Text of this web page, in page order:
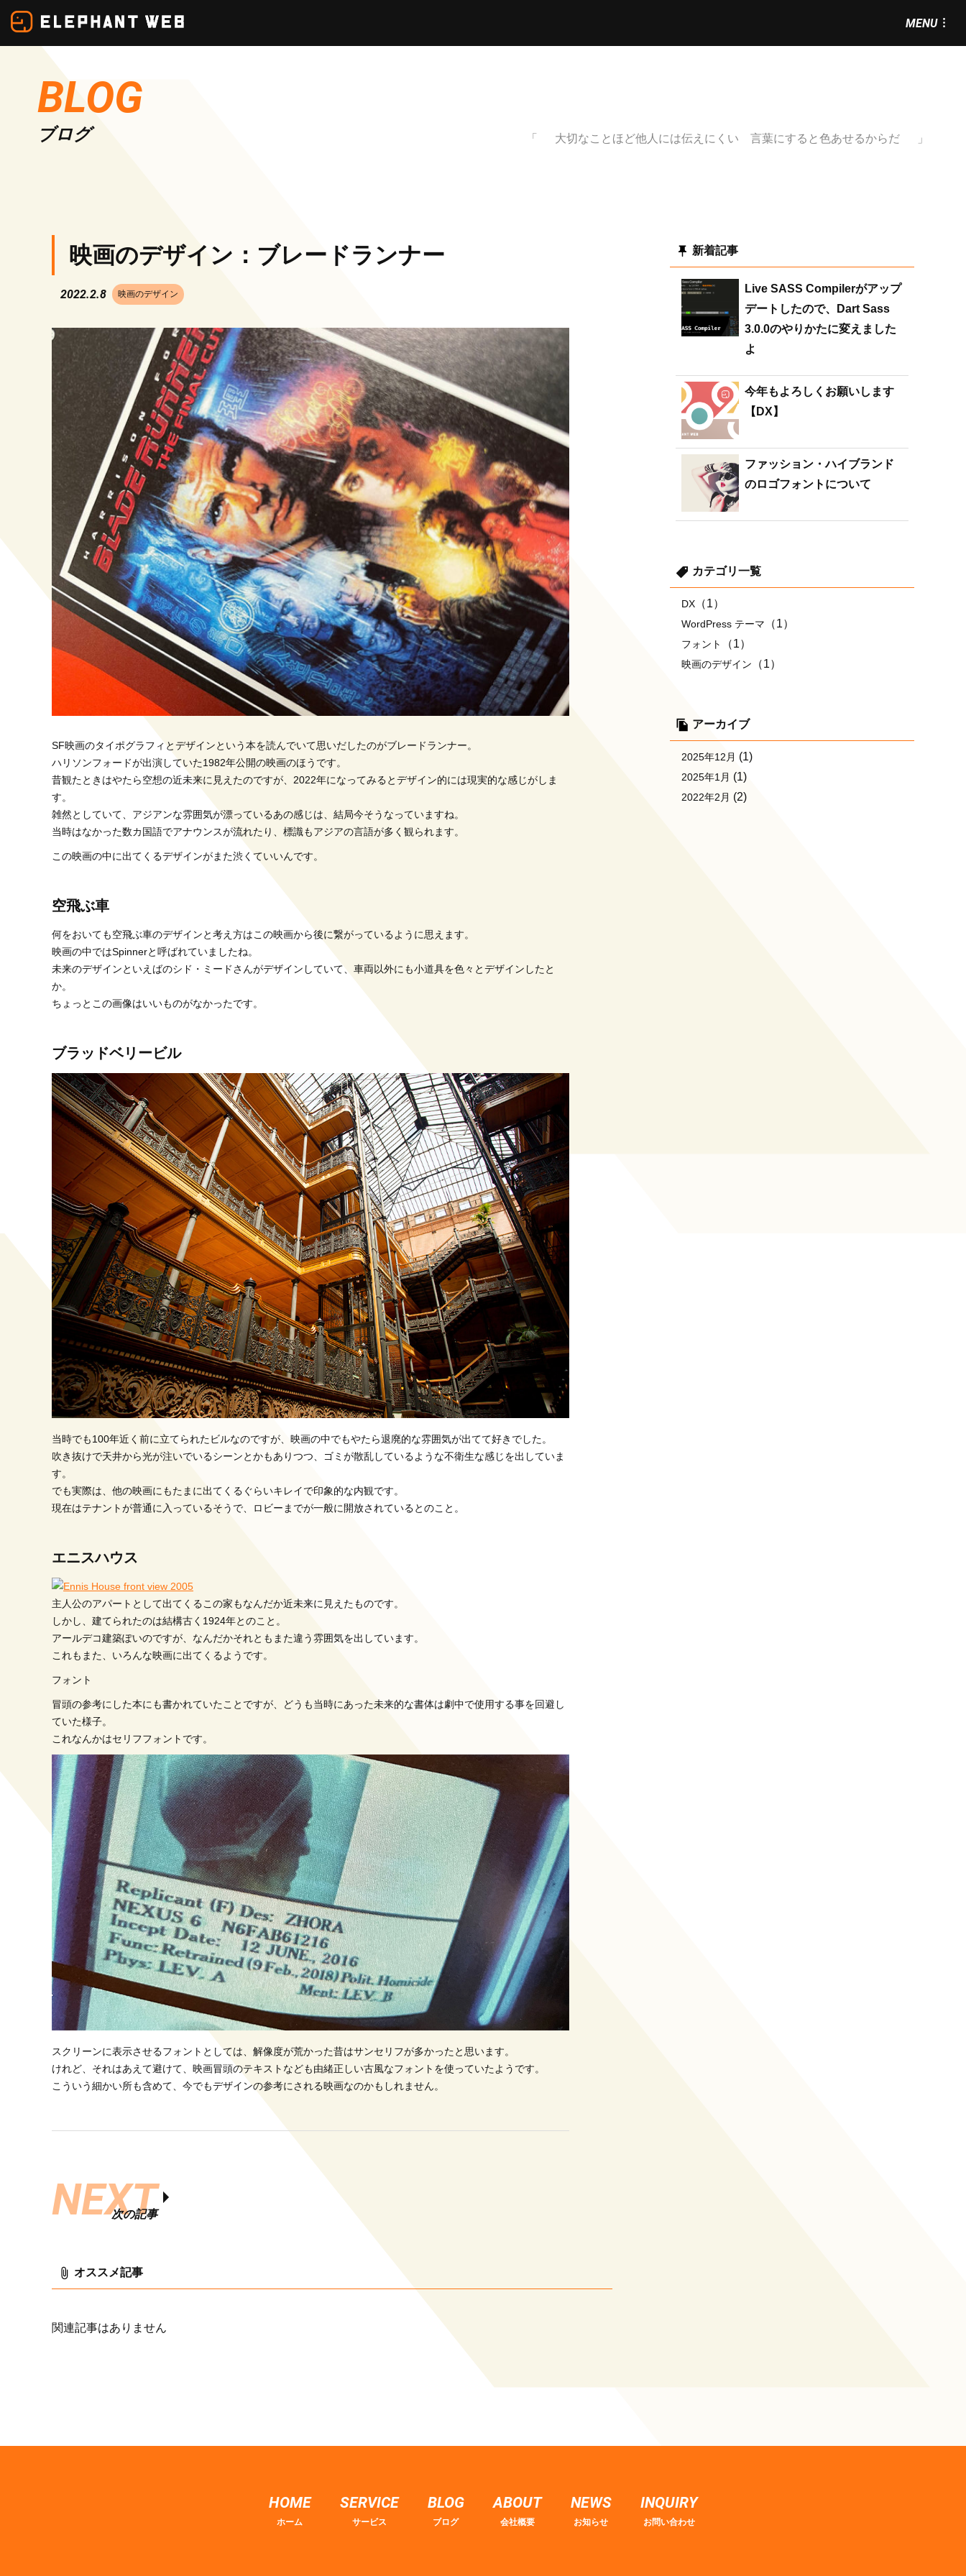
テ
MENU
BLOG
ブログ 大切なことほど他人には伝えにくい 言葉にすると色あせるからだ
映画のデザイン：ブレードランナー
2022.2.8 映画のデザイン
SF映画のタイポグラフィとデザインという本を読んでいて思いだしたのがブレードランナー。
ハリソンフォードが出演していた1982年公開の映画のほうです。
昔観たときはやたら空想の近未来に見えたのですが、2022年になってみるとデザイン的には現実的な感じがしま
す。
雑然としていて、アジアンな雰囲気が漂っているあの感じは、結局今そうなっていますね。
当時はなかった数カ国語でアナウンスが流れたり、標識もアジアの言語が多く観られます。
この映画の中に出てくるデザインがまた渋くていいんです。
空飛ぶ車
何をおいても空飛ぶ車のデザインと考え方はこの映画から後に繋がっているように思えます。
映画の中ではSpinnerと呼ばれていましたね。
未来のデザインといえばのシド・ミードさんがデザインしていて、車両以外にも小道具を色々とデザインしたと
か。
ちょっとこの画像はいいものがなかったです。
ブラッドベリービル
当時でも100年近く前に立てられたビルなのですが、映画の中でもやたら退廃的な雰囲気が出てて好きでした。
吹き抜けで天井から光が注いでいるシーンとかもありつつ、ゴミが散乱しているような不衛生な感じを出していま
す。
でも実際は、他の映画にもたまに出てくるぐらいキレイで印象的な内観です。
現在はテナントが普通に入っているそうで、ロビーまでが一般に開放されているとのこと。
エニスハウス
主人公のアパートとして出てくるこの家もなんだか近未来に見えたものです。
しかし、建てられたのは結構古く1924年とのこと。
アールデコ建築ぽいのですが、なんだかそれともまた違う雰囲気を出しています。
これもまた、いろんな映画に出てくるようです。
フォント
冒頭の参考にした本にも書かれていたことですが、どうも当時にあった未来的な書体は劇中で使用する事を回避し
ていた様子。
これなんかはセリフフォントです。
スクリーンに表示させるフォントとしては、解像度が荒かった昔はサンセリフが多かったと思います。
けれど、それはあえて避けて、映画冒頭のテキストなども由緒正しい古風なフォントを使っていたようです。
こういう細かい所も含めて、今でもデザインの参考にされる映画なのかもしれません。
NEXT
次の記事
オススメ記事
関連記事はありません
新着記事
Live SASS Compilerがアップ
デートしたので、Dart Sass
3.0.0のやりかたに変えました
よ
今年もよろしくお願いします
【DX】
ファッション・ハイブランド
のロゴフォントについて
カテゴリ一覧
DX （1）
WordPress テーマ （1）
フォント （1）
映画のデザイン （1）
アーカイブ
2025年12月 (1)
2025年1月 (1)
2022年2月 (2)
HOME
ホーム
SERVICE
サービス
BLOG
ブログ
ABOUT
会社概要
NEWS
お知らせ
INQUIRY
お問い合わせ